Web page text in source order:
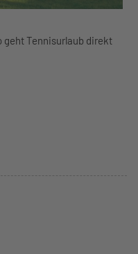
geht Tennisurlaub direkt